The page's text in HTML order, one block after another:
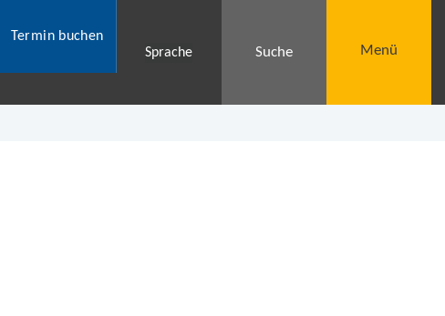
Termin buchen
Sprache
Suche Menü